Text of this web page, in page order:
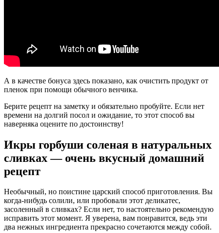
А в качестве бонуса здесь показано, как очистить продукт от
пленок при помощи обычного венчика.
Берите рецепт на заметку и обязательно пробуйте. Если нет
времени на долгий посол и ожидание, то этот способ вы
наверняка оцените по достоинству!
Икры горбуши соленая в натуральных
сливках — очень вкусный домашний
рецепт
Необычный, но поистине царский способ приготовления. Вы
когда-нибудь солили, или пробовали этот деликатес,
засоленный в сливках? Если нет, то настоятельно рекомендую
исправить этот момент. Я уверена, вам понравится, ведь эти
два нежных ингредиента прекрасно сочетаются между собой.